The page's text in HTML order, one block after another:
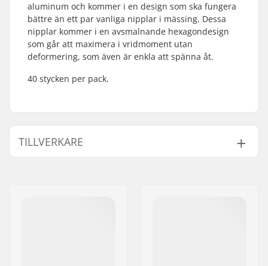
aluminum och kommer i en design som ska fungera
bättre än ett par vanliga nipplar i mässing. Dessa
nipplar kommer i en avsmalnande hexagondesign
som går att maximera i vridmoment utan
deformering, som även är enkla att spänna åt.
40 stycken per pack.
TILLVERKARE